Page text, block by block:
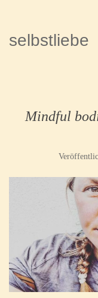
selbstliebe
Mindful